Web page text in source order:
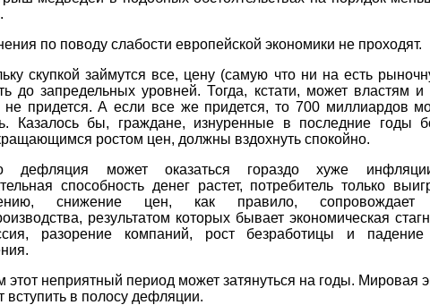
по поводу слабости европейской экономики не проходят.
скупкой займутся все, цену (самую что ни на есть
до запредельных уровней. Тогда, кстати, может властям и
не придется. А если все же придется, то 700 миллиардов
Казалось бы, граждане, изнуренные в последние годы
ростом цен, должны вздохнуть спокойно.
дефляция может оказаться гораздо хуже
способность денег растет, потребитель только
снижение цен, как правило, сопровождает
результатом которых бывает экономическая
разорение компаний, рост безработицы и падение
этот неприятный период может затянуться на годы. Мировая
вступить в полосу дефляции.